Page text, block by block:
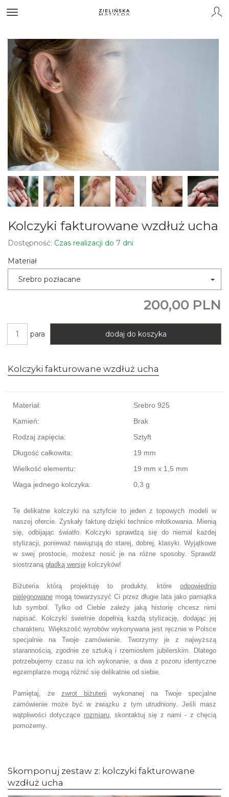
Kolczyki fakturowane wzdłuż ucha
Dostępność: Czas realizacji do 7 dni
Materiał
Srebro pozłacane
200,00 PLN
para dodaj do koszyka
Kolczyki fakturowane wzdłuż ucha
Materiał:
Srebro 925
Kamień:
Brak
Rodzaj zapięcia:
Sztyft
Długość całkowita:
19 mm
Wielkość elementu:
19 mm x 1,5 mm
Waga jednego kolczyka:
0,3 g
Te delikatne kolczyki na sztyfcie to jeden z topowych modeli w
naszej ofercie. Zyskały fakturę dzięki technice młotkowania. Mienią
się, odbijając światło. Kolczyki sprawdzą się do niemal każdej
stylizacji, ponieważ nawiązują do starej, dobrej, klasyki. Wyjątkowe
w swej prostocie, możesz nosić je na różne sposoby. Sprawdź
siostrzaną gładką wersję kolczyków!
Biżuteria którą projektuję to produkty, które odpowiednio
pielęgnowane mogą towarzyszyć Ci przez długie lata jako pamiątka
lub symbol. Tylko od Ciebie zależy jaką historię chcesz nimi
napisać.
Kolczyki świetnie dopełnią każdą stylizację, dodając jej
charakteru. Większość wyrobów wykonywana jest ręcznie w Polsce
specjalnie na Twoje zamówienie. Tworzymy je z najwyższą
starannością, zgodnie ze sztuką i rzemiosłem jubilerskim. Dlatego
potrzebujemy czasu na ich wykonanie, a dwa z pozoru identyczne
egzemplarze mogą różnić się delikatnie od siebie.
Pamiętaj, że zwrot biżuterii wykonanej na Twoje specjalne
zamówienie może być w związku z tym utrudniony. Jeśli masz
wątpliwości dotyczące rozmiaru,skontaktuj się z nami - z chęcią
pomożemy.
Skomponuj zestaw z: kolczyki fakturowane
wzdłuż ucha